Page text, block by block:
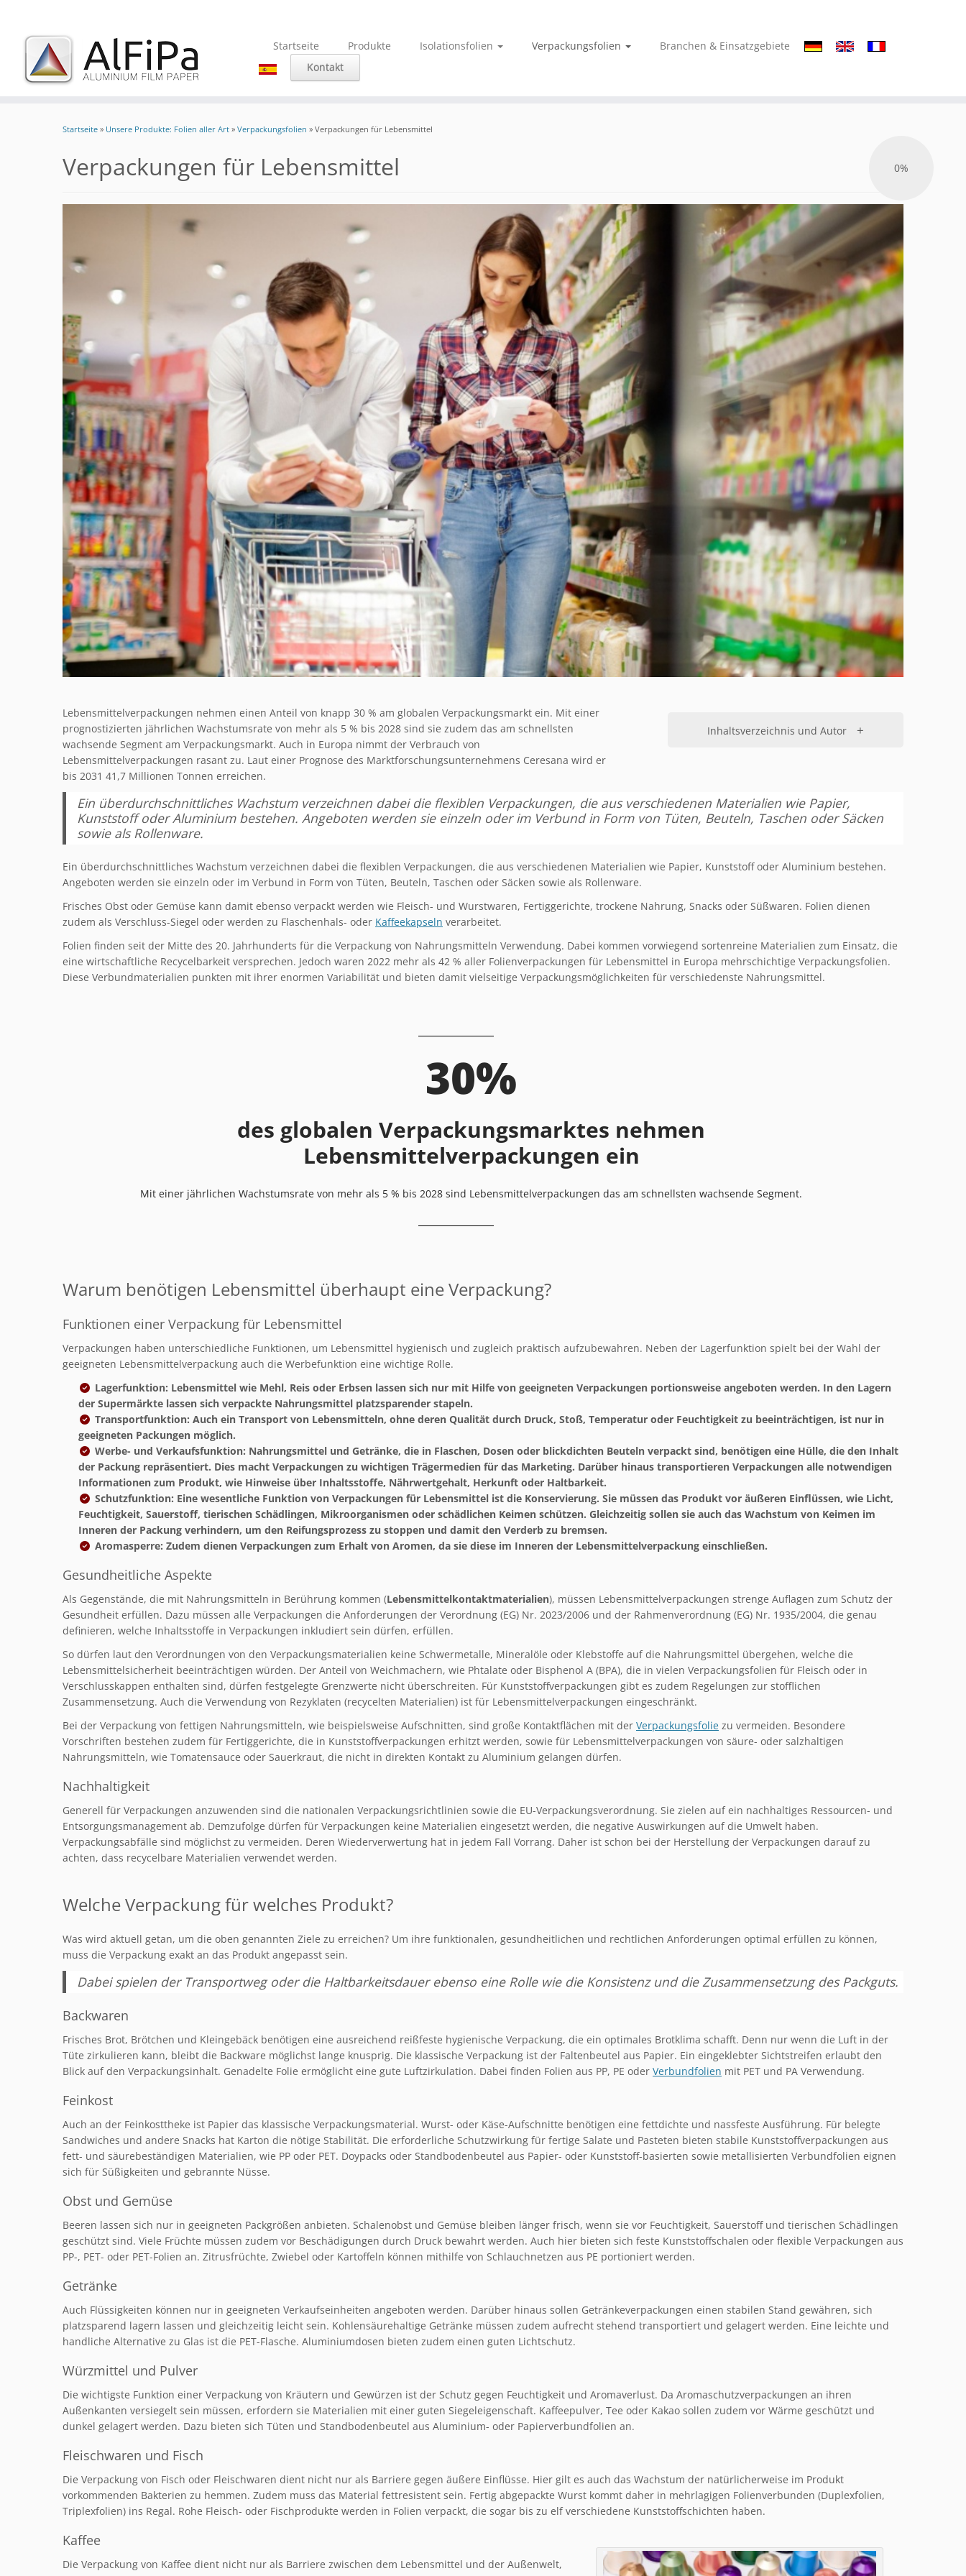
Startseite Produkte Isolationsfolien Verpackungsfolien
Branchen & Einsatzgebiete
Kontakt
0%
Startseite » Unsere Produkte: Folien aller Art » Verpackungsfolien » Verpackungen für Lebensmittel
Verpackungen für Lebensmittel
Inhaltsverzeichnis und Autor +
Lebensmittelverpackungen nehmen einen Anteil von knapp 30 % am globalen Verpackungsmarkt ein. Mit einer
prognostizierten jährlichen Wachstumsrate von mehr als 5 % bis 2028 sind sie zudem das am schnellsten
wachsende Segment am Verpackungsmarkt. Auch in Europa nimmt der Verbrauch von
Lebensmittelverpackungen rasant zu. Laut einer Prognose des Marktforschungsunternehmens Ceresana wird er
bis 2031 41,7 Millionen Tonnen erreichen.
Ein überdurchschnittliches Wachstum verzeichnen dabei die flexiblen Verpackungen, die aus verschiedenen Materialien wie Papier,
Kunststoff oder Aluminium bestehen. Angeboten werden sie einzeln oder im Verbund in Form von Tüten, Beuteln, Taschen oder Säcken
sowie als Rollenware.
Ein überdurchschnittliches Wachstum verzeichnen dabei die flexiblen Verpackungen, die aus verschiedenen Materialien wie Papier, Kunststoff oder Aluminium bestehen.
Angeboten werden sie einzeln oder im Verbund in Form von Tüten, Beuteln, Taschen oder Säcken sowie als Rollenware.
Frisches Obst oder Gemüse kann damit ebenso verpackt werden wie Fleisch- und Wurstwaren, Fertiggerichte, trockene Nahrung, Snacks oder Süßwaren. Folien dienen
zudem als Verschluss-Siegel oder werden zu Flaschenhals- oder Kaffeekapseln verarbeitet.
Folien finden seit der Mitte des 20. Jahrhunderts für die Verpackung von Nahrungsmitteln Verwendung. Dabei kommen vorwiegend sortenreine Materialien zum Einsatz, die
eine wirtschaftliche Recycelbarkeit versprechen. Jedoch waren 2022 mehr als 42 % aller Folienverpackungen für Lebensmittel in Europa mehrschichtige Verpackungsfolien.
Diese Verbundmaterialien punkten mit ihrer enormen Variabilität und bieten damit vielseitige Verpackungsmöglichkeiten für verschiedenste Nahrungsmittel.
30%
des globalen Verpackungsmarktes nehmen
Lebensmittelverpackungen ein
Mit einer jährlichen Wachstumsrate von mehr als 5 % bis 2028 sind Lebensmittelverpackungen das am schnellsten wachsende Segment.
Warum benötigen Lebensmittel überhaupt eine Verpackung?
Funktionen einer Verpackung für Lebensmittel
Verpackungen haben unterschiedliche Funktionen, um Lebensmittel hygienisch und zugleich praktisch aufzubewahren. Neben der Lagerfunktion spielt bei der Wahl der
geeigneten Lebensmittelverpackung auch die Werbefunktion eine wichtige Rolle.
Lagerfunktion: Lebensmittel wie Mehl, Reis oder Erbsen lassen sich nur mit Hilfe von geeigneten Verpackungen portionsweise angeboten werden. In den Lagern
der Supermärkte lassen sich verpackte Nahrungsmittel platzsparender stapeln.
Transportfunktion: Auch ein Transport von Lebensmitteln, ohne deren Qualität durch Druck, Stoß, Temperatur oder Feuchtigkeit zu beeinträchtigen, ist nur in
geeigneten Packungen möglich.
Werbe- und Verkaufsfunktion: Nahrungsmittel und Getränke, die in Flaschen, Dosen oder blickdichten Beuteln verpackt sind, benötigen eine Hülle, die den Inhalt
der Packung repräsentiert. Dies macht Verpackungen zu wichtigen Trägermedien für das Marketing. Darüber hinaus transportieren Verpackungen alle notwendigen
Informationen zum Produkt, wie Hinweise über Inhaltsstoffe, Nährwertgehalt, Herkunft oder Haltbarkeit.
Schutzfunktion: Eine wesentliche Funktion von Verpackungen für Lebensmittel ist die Konservierung. Sie müssen das Produkt vor äußeren Einflüssen, wie Licht,
Feuchtigkeit, Sauerstoff, tierischen Schädlingen, Mikroorganismen oder schädlichen Keimen schützen. Gleichzeitig sollen sie auch das Wachstum von Keimen im
Inneren der Packung verhindern, um den Reifungsprozess zu stoppen und damit den Verderb zu bremsen.
Aromasperre: Zudem dienen Verpackungen zum Erhalt von Aromen, da sie diese im Inneren der Lebensmittelverpackung einschließen.
Gesundheitliche Aspekte
Als Gegenstände, die mit Nahrungsmitteln in Berührung kommen (Lebensmittelkontaktmaterialien), müssen Lebensmittelverpackungen strenge Auflagen zum Schutz der
Gesundheit erfüllen. Dazu müssen alle Verpackungen die Anforderungen der Verordnung (EG) Nr. 2023/2006 und der Rahmenverordnung (EG) Nr. 1935/2004, die genau
definieren, welche Inhaltsstoffe in Verpackungen inkludiert sein dürfen, erfüllen.
So dürfen laut den Verordnungen von den Verpackungsmaterialien keine Schwermetalle, Mineralöle oder Klebstoffe auf die Nahrungsmittel übergehen, welche die
Lebensmittelsicherheit beeinträchtigen würden. Der Anteil von Weichmachern, wie Phtalate oder Bisphenol A (BPA), die in vielen Verpackungsfolien für Fleisch oder in
Verschlusskappen enthalten sind, dürfen festgelegte Grenzwerte nicht überschreiten. Für Kunststoffverpackungen gibt es zudem Regelungen zur stofflichen
Zusammensetzung. Auch die Verwendung von Rezyklaten (recycelten Materialien) ist für Lebensmittelverpackungen eingeschränkt.
Bei der Verpackung von fettigen Nahrungsmitteln, wie beispielsweise Aufschnitten, sind große Kontaktflächen mit der Verpackungsfolie zu vermeiden. Besondere
Vorschriften bestehen zudem für Fertiggerichte, die in Kunststoffverpackungen erhitzt werden, sowie für Lebensmittelverpackungen von säure- oder salzhaltigen
Nahrungsmitteln, wie Tomatensauce oder Sauerkraut, die nicht in direkten Kontakt zu Aluminium gelangen dürfen.
Nachhaltigkeit
Generell für Verpackungen anzuwenden sind die nationalen Verpackungsrichtlinien sowie die EU-Verpackungsverordnung. Sie zielen auf ein nachhaltiges Ressourcen- und
Entsorgungsmanagement ab. Demzufolge dürfen für Verpackungen keine Materialien eingesetzt werden, die negative Auswirkungen auf die Umwelt haben.
Verpackungsabfälle sind möglichst zu vermeiden. Deren Wiederverwertung hat in jedem Fall Vorrang. Daher ist schon bei der Herstellung der Verpackungen darauf zu
achten, dass recycelbare Materialien verwendet werden.
Welche Verpackung für welches Produkt?
Was wird aktuell getan, um die oben genannten Ziele zu erreichen? Um ihre funktionalen, gesundheitlichen und rechtlichen Anforderungen optimal erfüllen zu können,
muss die Verpackung exakt an das Produkt angepasst sein.
Dabei spielen der Transportweg oder die Haltbarkeitsdauer ebenso eine Rolle wie die Konsistenz und die Zusammensetzung des Packguts.
Backwaren
Frisches Brot, Brötchen und Kleingebäck benötigen eine ausreichend reißfeste hygienische Verpackung, die ein optimales Brotklima schafft. Denn nur wenn die Luft in der
Tüte zirkulieren kann, bleibt die Backware möglichst lange knusprig. Die klassische Verpackung ist der Faltenbeutel aus Papier. Ein eingeklebter Sichtstreifen erlaubt den
Blick auf den Verpackungsinhalt. Genadelte Folie ermöglicht eine gute Luftzirkulation. Dabei finden Folien aus PP, PE oder Verbundfolien mit PET und PA Verwendung.
Feinkost
Auch an der Feinkosttheke ist Papier das klassische Verpackungsmaterial. Wurst- oder Käse-Aufschnitte benötigen eine fettdichte und nassfeste Ausführung. Für belegte
Sandwiches und andere Snacks hat Karton die nötige Stabilität. Die erforderliche Schutzwirkung für fertige Salate und Pasteten bieten stabile Kunststoffverpackungen aus
fett- und säurebeständigen Materialien, wie PP oder PET. Doypacks oder Standbodenbeutel aus Papier- oder Kunststoff-basierten sowie metallisierten Verbundfolien eignen
sich für Süßigkeiten und gebrannte Nüsse.
Obst und Gemüse
Beeren lassen sich nur in geeigneten Packgrößen anbieten. Schalenobst und Gemüse bleiben länger frisch, wenn sie vor Feuchtigkeit, Sauerstoff und tierischen Schädlingen
geschützt sind. Viele Früchte müssen zudem vor Beschädigungen durch Druck bewahrt werden. Auch hier bieten sich feste Kunststoffschalen oder flexible Verpackungen aus
PP-, PET- oder PET-Folien an. Zitrusfrüchte, Zwiebel oder Kartoffeln können mithilfe von Schlauchnetzen aus PE portioniert werden.
Getränke
Auch Flüssigkeiten können nur in geeigneten Verkaufseinheiten angeboten werden. Darüber hinaus sollen Getränkeverpackungen einen stabilen Stand gewähren, sich
platzsparend lagern lassen und gleichzeitig leicht sein. Kohlensäurehaltige Getränke müssen zudem aufrecht stehend transportiert und gelagert werden. Eine leichte und
handliche Alternative zu Glas ist die PET-Flasche. Aluminiumdosen bieten zudem einen guten Lichtschutz.
Würzmittel und Pulver
Die wichtigste Funktion einer Verpackung von Kräutern und Gewürzen ist der Schutz gegen Feuchtigkeit und Aromaverlust. Da Aromaschutzverpackungen an ihren
Außenkanten versiegelt sein müssen, erfordern sie Materialien mit einer guten Siegeleigenschaft. Kaffeepulver, Tee oder Kakao sollen zudem vor Wärme geschützt und
dunkel gelagert werden. Dazu bieten sich Tüten und Standbodenbeutel aus Aluminium- oder Papierverbundfolien an.
Fleischwaren und Fisch
Die Verpackung von Fisch oder Fleischwaren dient nicht nur als Barriere gegen äußere Einflüsse. Hier gilt es auch das Wachstum der natürlicherweise im Produkt
vorkommenden Bakterien zu hemmen. Zudem muss das Material fettresistent sein. Fertig abgepackte Wurst kommt daher in mehrlagigen Folienverbunden (Duplexfolien,
Triplexfolien) ins Regal. Rohe Fleisch- oder Fischprodukte werden in Folien verpackt, die sogar bis zu elf verschiedene Kunststoffschichten haben.
Kaffee
Die Verpackung von Kaffee dient nicht nur als Barriere zwischen dem Lebensmittel und der Außenwelt,